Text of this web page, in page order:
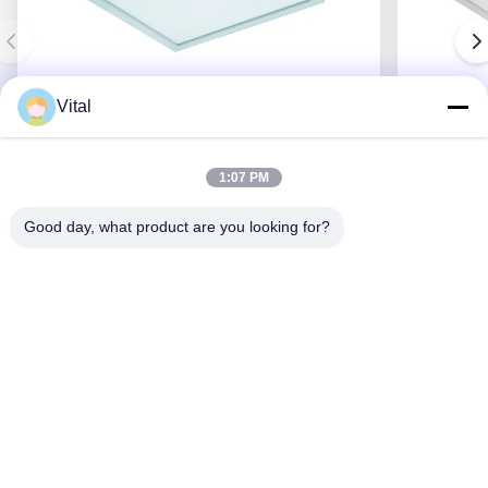
Obtenha o melhor preço
Vital
1:07 PM
Good day, what product are you looking for?